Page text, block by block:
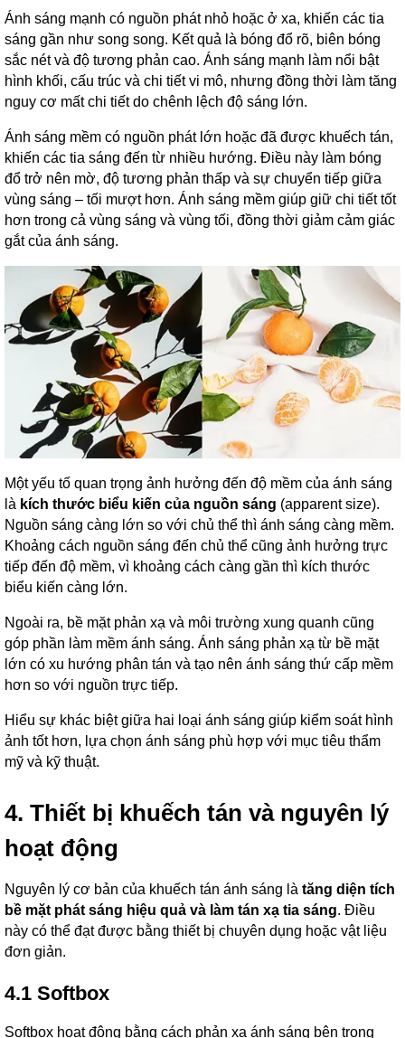
Ánh sáng mạnh có nguồn phát nhỏ hoặc ở xa, khiến các tia
sáng gần như song song. Kết quả là bóng đổ rõ, biên bóng
sắc nét và độ tương phản cao. Ánh sáng mạnh làm nổi bật
hình khối, cấu trúc và chi tiết vi mô, nhưng đồng thời làm tăng
nguy cơ mất chi tiết do chênh lệch độ sáng lớn.
Ánh sáng mềm có nguồn phát lớn hoặc đã được khuếch tán,
khiến các tia sáng đến từ nhiều hướng. Điều này làm bóng
đổ trở nên mờ, độ tương phản thấp và sự chuyển tiếp giữa
vùng sáng – tối mượt hơn. Ánh sáng mềm giúp giữ chi tiết tốt
hơn trong cả vùng sáng và vùng tối, đồng thời giảm cảm giác
gắt của ánh sáng.
Một yếu tố quan trọng ảnh hưởng đến độ mềm của ánh sáng
là kích thước biểu kiến của nguồn sáng (apparent size).
Nguồn sáng càng lớn so với chủ thể thì ánh sáng càng mềm.
Khoảng cách nguồn sáng đến chủ thể cũng ảnh hưởng trực
tiếp đến độ mềm, vì khoảng cách càng gần thì kích thước
biểu kiến càng lớn.
Ngoài ra, bề mặt phản xạ và môi trường xung quanh cũng
góp phần làm mềm ánh sáng. Ánh sáng phản xạ từ bề mặt
lớn có xu hướng phân tán và tạo nên ánh sáng thứ cấp mềm
hơn so với nguồn trực tiếp.
Hiểu sự khác biệt giữa hai loại ánh sáng giúp kiểm soát hình
ảnh tốt hơn, lựa chọn ánh sáng phù hợp với mục tiêu thẩm
mỹ và kỹ thuật.
4. Thiết bị khuếch tán và nguyên lý
hoạt động
Nguyên lý cơ bản của khuếch tán ánh sáng là tăng diện tích
bề mặt phát sáng hiệu quả và làm tán xạ tia sáng. Điều
này có thể đạt được bằng thiết bị chuyên dụng hoặc vật liệu
đơn giản.
4.1 Softbox
Softbox hoạt động bằng cách phản xạ ánh sáng bên trong